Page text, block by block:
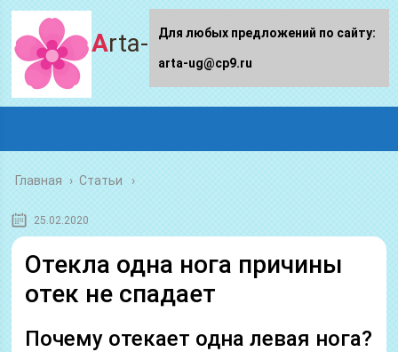
Arta-ug.ru
Главная › Статьи
25.02.2020
Отекла одна нога причины
отек не спадает
Почему отекает одна левая нога?
Для любых предложений по сайту:
arta-ug@cp9.ru